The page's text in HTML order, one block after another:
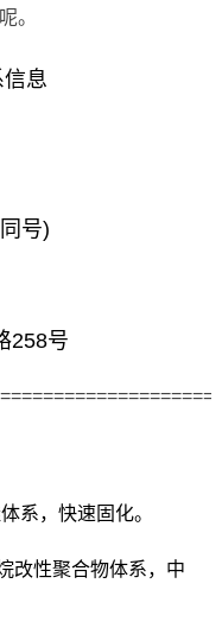
。
息
号)
258号
系，快速固化。
改性聚合物体系，中